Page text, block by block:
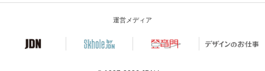
運営メディア